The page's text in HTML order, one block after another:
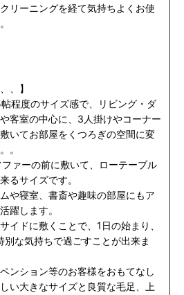
リーニングを経て気持ちよくお使
、】
程度のサイズ感で、リビング・ダ
客室の中心に、3人掛けやコーナー
いてお部屋をくつろぎの空間に変
。
ァーの前に敷いて、ローテーブル
るサイズです。
や寝室、書斎や趣味の部屋にもア
躍します。
イドに敷くことで、1日の始まり、
別な気持ちで過ごすことが出来ま
ンション等のお客様をおもてなし
い大きなサイズと良質な毛足、上